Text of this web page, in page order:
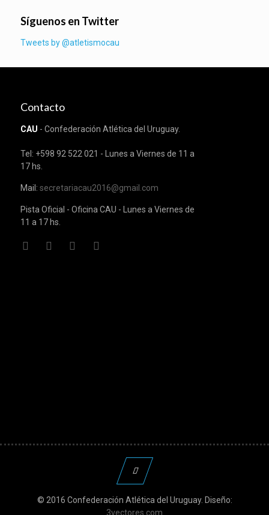
Síguenos en Twitter
Tweets by @atletismocau
Contacto
CAU - Confederación Atlética del Uruguay.
Tel: +598 92 522 021 - Lunes a Viernes de 11 a
17 hs.
Mail: secretariacau2016@gmail.com
Pista Oficial - Oficina CAU - Lunes a Viernes de
11 a 17 hs.
© 2016 Confederación Atlética del Uruguay. Diseño:
3vectores.com